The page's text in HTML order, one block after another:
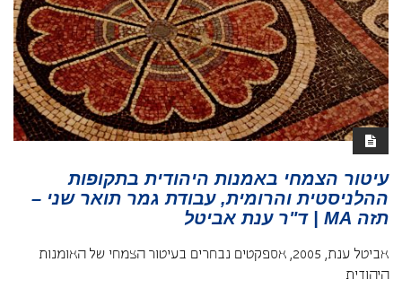
עיטור הצמחי באמנות היהודית בתקופות
ההלניסטית והרומית, עבודת גמר תואר שני –
תזה MA | ד"ר ענת אביטל
אביטל ענת, 2005, אספקטים נבחרים בעיטור הצמחי של האומנות
היהודית